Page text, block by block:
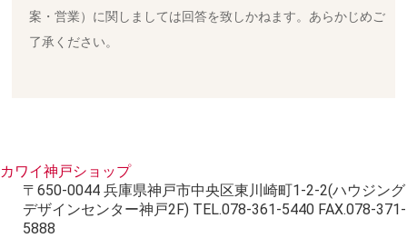
案・営業）に関しましては回答を致しかねます。あらかじめご
了承ください。
カワイ神戸ショップ
〒650-0044 兵庫県神戸市中央区東川崎町1-2-2(ハウジング
デザインセンター神戸2F) TEL.078-361-5440 FAX.078-371-
5888